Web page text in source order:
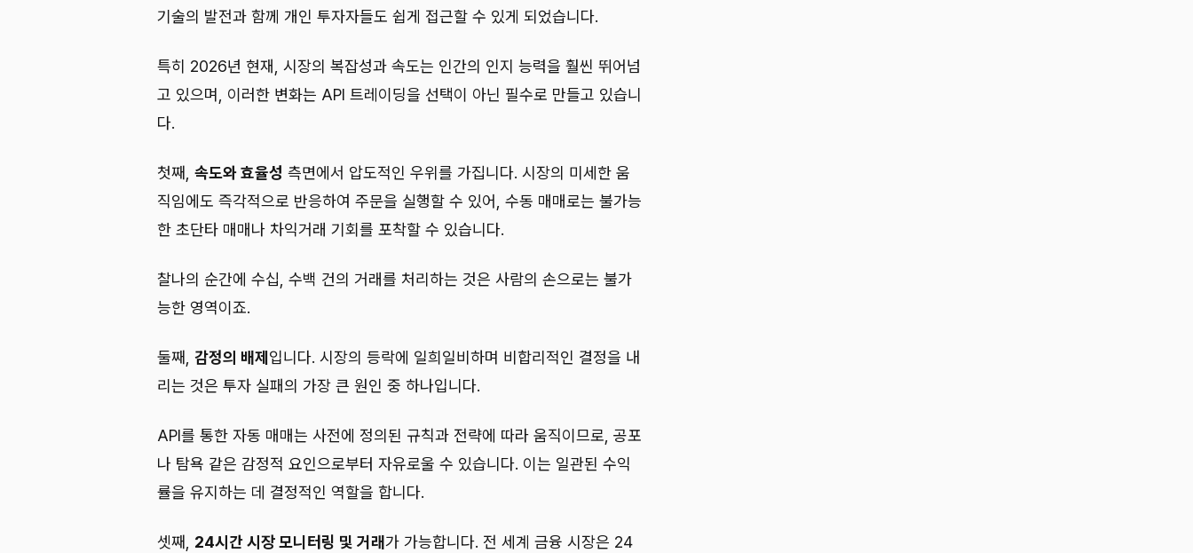
기술의 발전과 함께 개인 투자자들도 쉽게 접근할 수 있게 되었습니다.
특히 2026년 현재, 시장의 복잡성과 속도는 인간의 인지 능력을 훨씬 뛰어넘
고 있으며, 이러한 변화는 API 트레이딩을 선택이 아닌 필수로 만들고 있습니
다.
첫째, 속도와 효율성 측면에서 압도적인 우위를 가집니다. 시장의 미세한 움
직임에도 즉각적으로 반응하여 주문을 실행할 수 있어, 수동 매매로는 불가능
한 초단타 매매나 차익거래 기회를 포착할 수 있습니다.
찰나의 순간에 수십, 수백 건의 거래를 처리하는 것은 사람의 손으로는 불가
능한 영역이죠.
둘째, 감정의 배제 입니다. 시장의 등락에 일희일비하며 비합리적인 결정을 내
리는 것은 투자 실패의 가장 큰 원인 중 하나입니다.
API를 통한 자동 매매는 사전에 정의된 규칙과 전략에 따라 움직이므로, 공포
나 탐욕 같은 감정적 요인으로부터 자유로울 수 있습니다. 이는 일관된 수익
률을 유지하는 데 결정적인 역할을 합니다.
셋째, 24시간 시장 모니터링 및 거래가 가능합니다. 전 세계 금융 시장은 24